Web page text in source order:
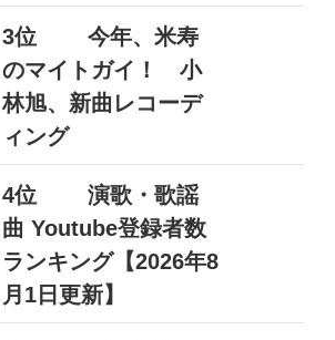
3位
今年、米寿
のマイトガイ！ 小
林旭、新曲レコーデ
ィング
4位
演歌・歌謡
曲 Youtube登録者数
ランキング【2026年8
月1日更新】